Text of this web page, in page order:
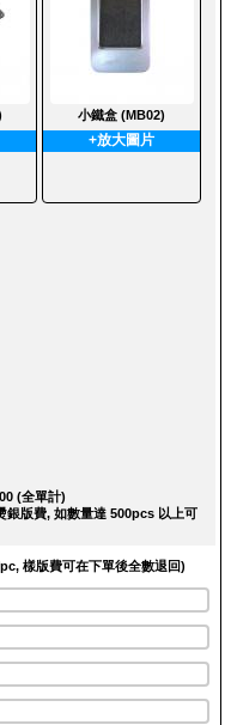
小鐵盒 (MB02)
+放大圖片
(全單計)
銀版費, 如數量達 500pcs 以上可
樣版費可在下單後全數退回)